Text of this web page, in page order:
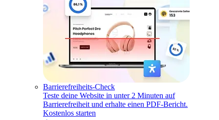
Barrierefreiheits-Check
Teste deine Website in unter 2 Minuten auf
Barrierefreiheit und erhalte einen PDF-Bericht.
Kostenlos starten